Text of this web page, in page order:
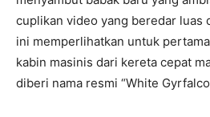
cuplikan video yang beredar luas
ini memperlihatkan untuk
kabin masinis dari kereta cepat
diberi nama resmi “White